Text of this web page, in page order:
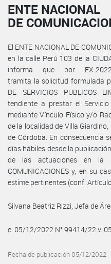
ENTE NACIONAL
DE
El ENTE NACIONAL DE
en la calle Perú 103 de la
informa que por EX-2022-
tramita la solicitud formulada
DE SERVICIOS PUBLICOS
tendiente a prestar el
mediante Vínculo Físico y/o
de la localidad de Villa
de Córdoba. En consecuencia
días hábiles desde la
de las actuaciones en la
COMUNICACIONES y, en su
estime pertinentes (conf.
Silvana Beatriz Rizzi, Jefa de
e. 05/12/2022 N° 99414/22 v.
Fecha de publicación 05/12/2022